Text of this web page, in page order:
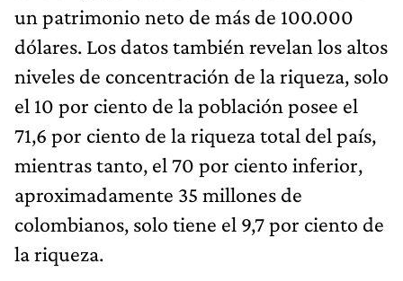
un patrimonio neto de más de 100.000
dólares. Los datos también revelan los altos
niveles de concentración de la riqueza, solo
el 10 por ciento de la población posee el
71,6 por ciento de la riqueza total del país,
mientras tanto, el 70 por ciento inferior,
aproximadamente 35 millones de
colombianos, solo tiene el 9,7 por ciento de
la riqueza.